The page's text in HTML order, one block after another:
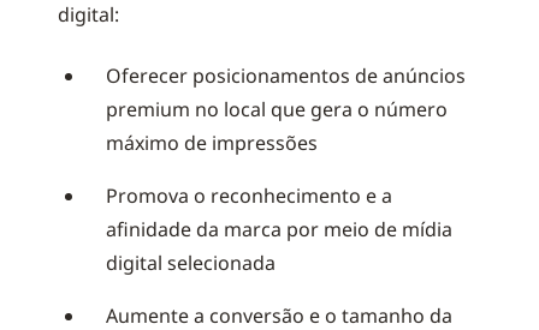
digital:
Oferecer posicionamentos de anúncios
premium no local que gera o número
máximo de impressões
Promova o reconhecimento e a
afinidade da marca por meio de mídia
digital selecionada
Aumente a conversão e o tamanho da